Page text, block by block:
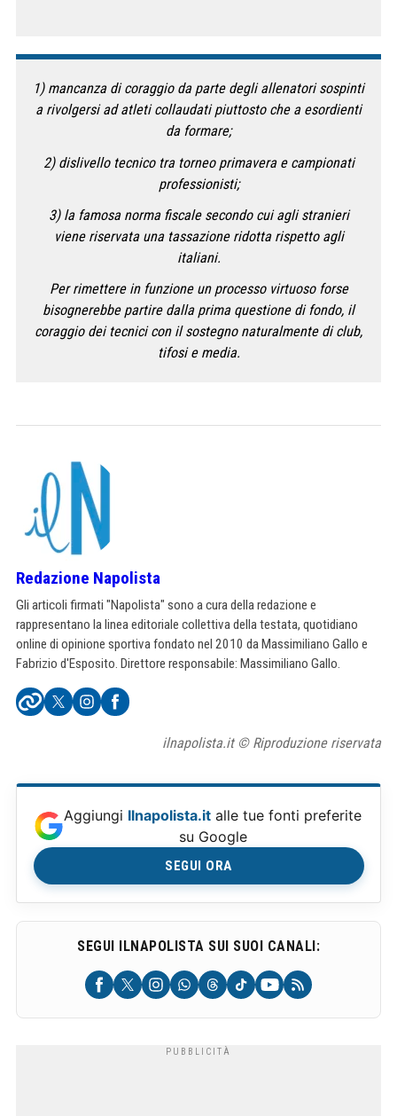
1) mancanza di coraggio da parte degli allenatori sospinti
a rivolgersi ad atleti collaudati piuttosto che a esordienti
da formare;
2) dislivello tecnico tra torneo primavera e campionati
professionisti;
3) la famosa norma fiscale secondo cui agli stranieri
viene riservata una tassazione ridotta rispetto agli
italiani.
Per rimettere in funzione un processo virtuoso forse
bisognerebbe partire dalla prima questione di fondo, il
coraggio dei tecnici con il sostegno naturalmente di club,
tifosi e media.
Redazione Napolista
Gli articoli firmati "Napolista" sono a cura della redazione e
rappresentano la linea editoriale collettiva della testata, quotidiano
online di opinione sportiva fondato nel 2010 da Massimiliano Gallo e
Fabrizio d'Esposito. Direttore responsabile: Massimiliano Gallo.
ilnapolista.it © Riproduzione riservata
Aggiungi Ilnapolista.it alle tue fonti preferite
su Google
SEGUI ORA
SEGUI ILNAPOLISTA SUI SUOI CANALI: